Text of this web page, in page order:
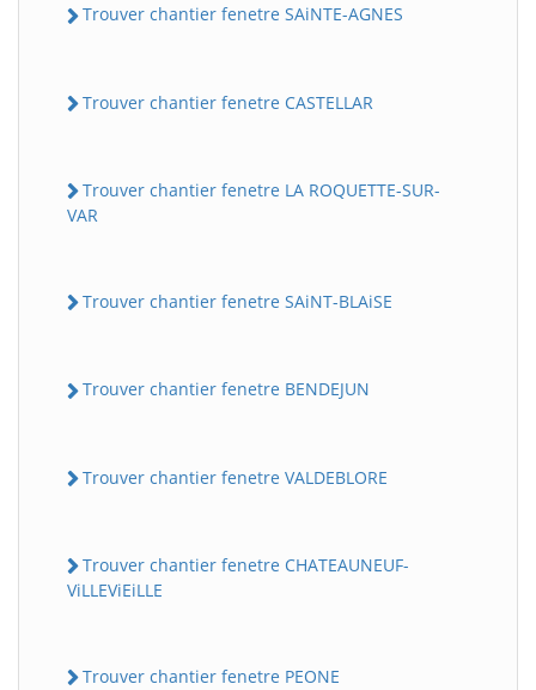
Trouver chantier fenetre SAiNTE-AGNES
Trouver chantier fenetre CASTELLAR
Trouver chantier fenetre LA ROQUETTE-SUR-
VAR
Trouver chantier fenetre SAiNT-BLAiSE
Trouver chantier fenetre BENDEJUN
Trouver chantier fenetre VALDEBLORE
Trouver chantier fenetre CHATEAUNEUF-
ViLLEViEiLLE
Trouver chantier fenetre PEONE